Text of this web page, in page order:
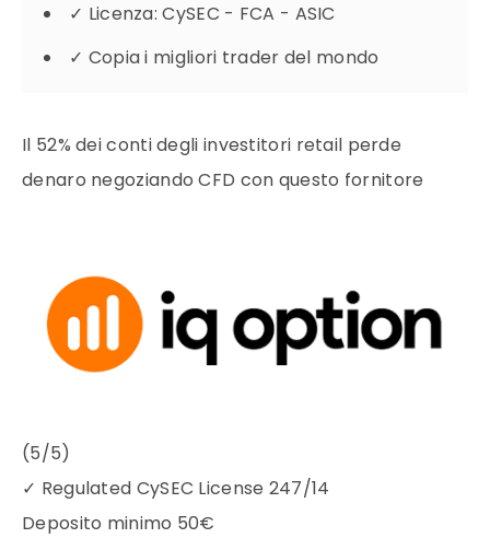
✓ Licenza: CySEC - FCA - ASIC
✓ Copia i migliori trader del mondo
Il 52% dei conti degli investitori retail perde
denaro negoziando CFD con questo fornitore
(5/5)
✓ Regulated CySEC License 247/14
Deposito minimo 50€